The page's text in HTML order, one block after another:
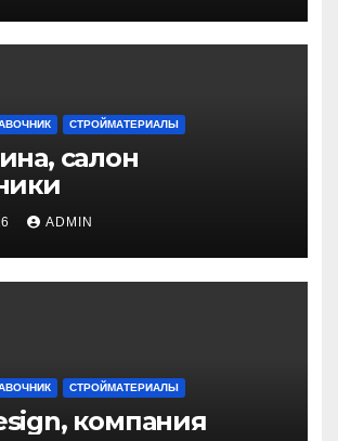
СТРОЙМАТЕРИАЛЫ
салон
ADMIN
СТРОЙМАТЕРИАЛЫ
компания